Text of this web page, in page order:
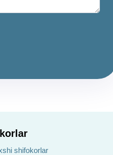
shifokorlar